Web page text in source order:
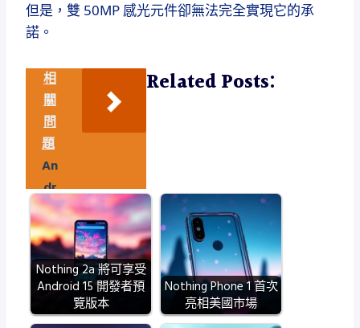
但是，雙 50MP 感光元件卻無法完全實現它的承
諾。
相
關
問
題
An
dr
oid
通
知
歷
史
功
Related Posts:
Nothing 2a 將可享受
Android 15 開發者預
覽版本
Nothing Phone 1 首次
亮相美國市場